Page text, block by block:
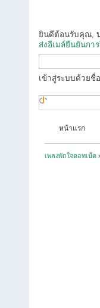
ยินดีต้อนรับคุณ,
ส่งอีเมล์ยืนยันกา
เข้าสู่ระบบด้วยชื่
หน้าแรก
เพลงพักใจดอทเน็ต